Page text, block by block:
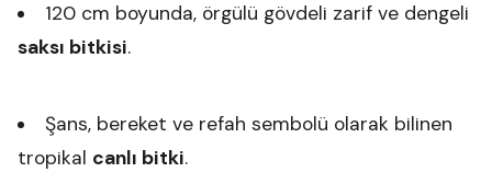
120 cm boyunda, örgülü gövdeli zarif ve dengeli
saksı bitkisi.
Şans, bereket ve refah sembolü olarak bilinen
tropikal canlı bitki.